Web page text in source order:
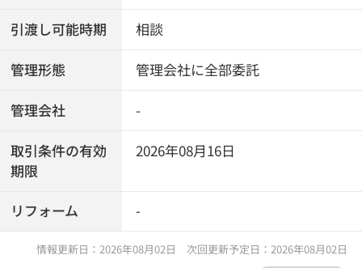
引渡し可能時期 相談
管理形態 管理会社に全部委託
管理会社 -
取引条件の有効
期限
2026年08月16日
リフォーム -
情報更新日：2026年08月02日 次回更新予定日：2026年08月02日